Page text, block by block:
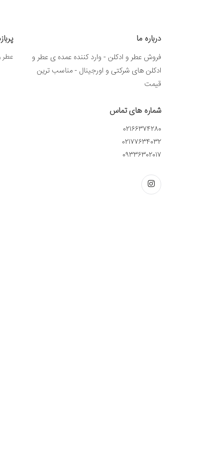
درباره ما
فروش عطر و ادکلن - وارد کننده عمده ی عطر و
ادکلن های شرکتی و اورجینال - مناسب ترین
قیمت
شماره های تماس
02166374280
02177634032
09336302017
عطر